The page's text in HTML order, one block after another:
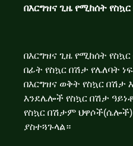
በእርግዝና ጊዜ የሚከሰት
በእርግዝና ጊዜ የሚከሰት
በፊት የስኳር በሽታ የሌለባት
በእርግዝና ወቅት የስኳር በሽታ
እንደሌሎች የስኳር በሽታ
የስኳር በሽታም
ያስተጓጉላል።